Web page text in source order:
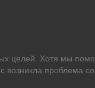
Хотя мы
проблема